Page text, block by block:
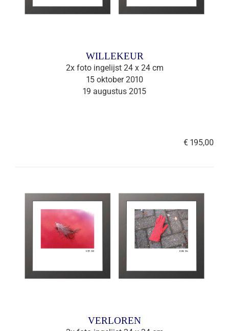
WILLEKEUR
2x foto ingelijst 24 x 24 cm
15 oktober 2010
19 augustus 2015
€ 195,00
VERLOREN